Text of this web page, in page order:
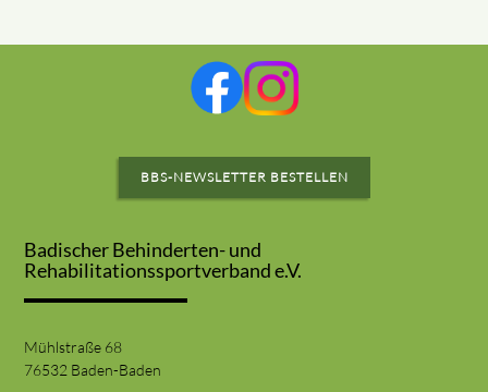
BBS-NEWSLETTER BESTELLEN
Badischer Behinderten- und
Rehabilitationssportverband e.V.
Mühlstraße 68
76532 Baden-Baden